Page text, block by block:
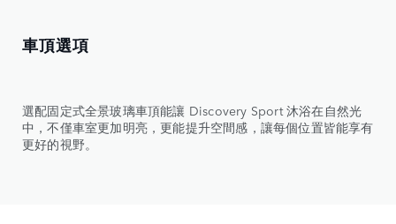
車頂選項
選配固定式全景玻璃車頂能讓 Discovery Sport 沐浴在自然光
中，不僅車室更加明亮，更能提升空間感，讓每個位置皆能享有
更好的視野。